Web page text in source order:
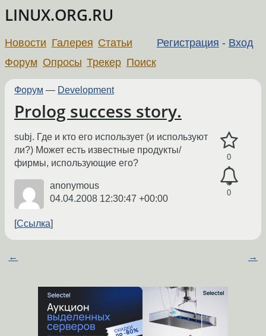
LINUX.ORG.RU
Регистрация - Вход
Новости Галерея Статьи
Форум Опросы Трекер Поиск
Форум — Development
Prolog success story.
0
0
subj. Где и кто его использует (и используют
ли?) Может есть известные продукты/
фирмы, использующие его?
anonymous
04.04.2008 12:30:47 +00:00
Ссылка
← →